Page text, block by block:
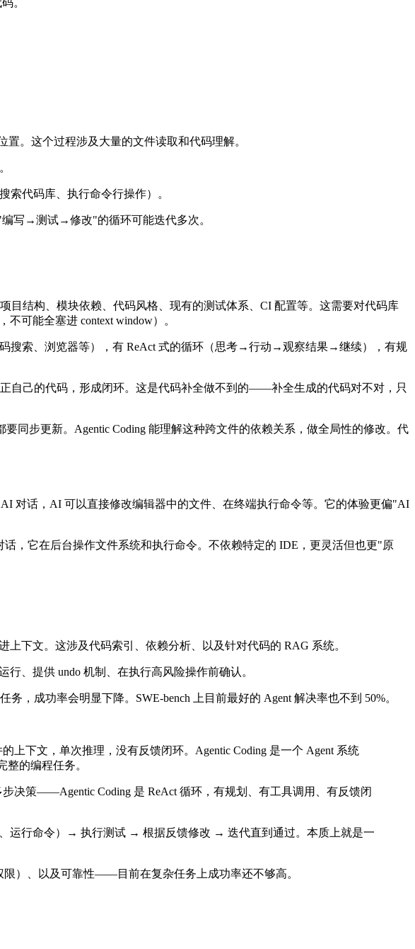
。
。这个过程涉及大量的文件读取和代码理解。
代码库、执行命令行操作）。
写→测试→修改"的循环可能迭代多次。
结构、模块依赖、代码风格、现有的测试体系、CI 配置等。这需要对代码库
可能全塞进 context window）。
搜索、浏览器等），有 ReAct 式的循环（思考→行动→观察结果→继续），有规
自己的代码，形成闭环。这是代码补全做不到的——补全生成的代码对不对，只
步更新。Agentic Coding 能理解这种跨文件的依赖关系，做全局性的修改。代
对话，AI 可以直接修改编辑器中的文件、在终端执行命令等。它的体验更偏"AI
，它在后台操作文件系统和执行命令。不依赖特定的 IDE，更灵活但也更"原
下文。这涉及代码索引、依赖分析、以及针对代码的 RAG 系统。
、提供 undo 机制、在执行高风险操作前确认。
，成功率会明显下降。SWE-bench 上目前最好的 Agent 解决率也不到 50%。
上下文，单次推理，没有反馈闭环。Agentic Coding 是一个 Agent 系统
的编程任务。
决策——Agentic Coding 是 ReAct 循环，有规划、有工具调用、有反馈闭
运行命令）→ 执行测试 → 根据反馈修改 → 迭代直到通过。本质上就是一
）、以及可靠性——目前在复杂任务上成功率还不够高。